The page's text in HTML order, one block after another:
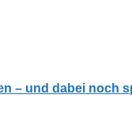
– und dabei noch